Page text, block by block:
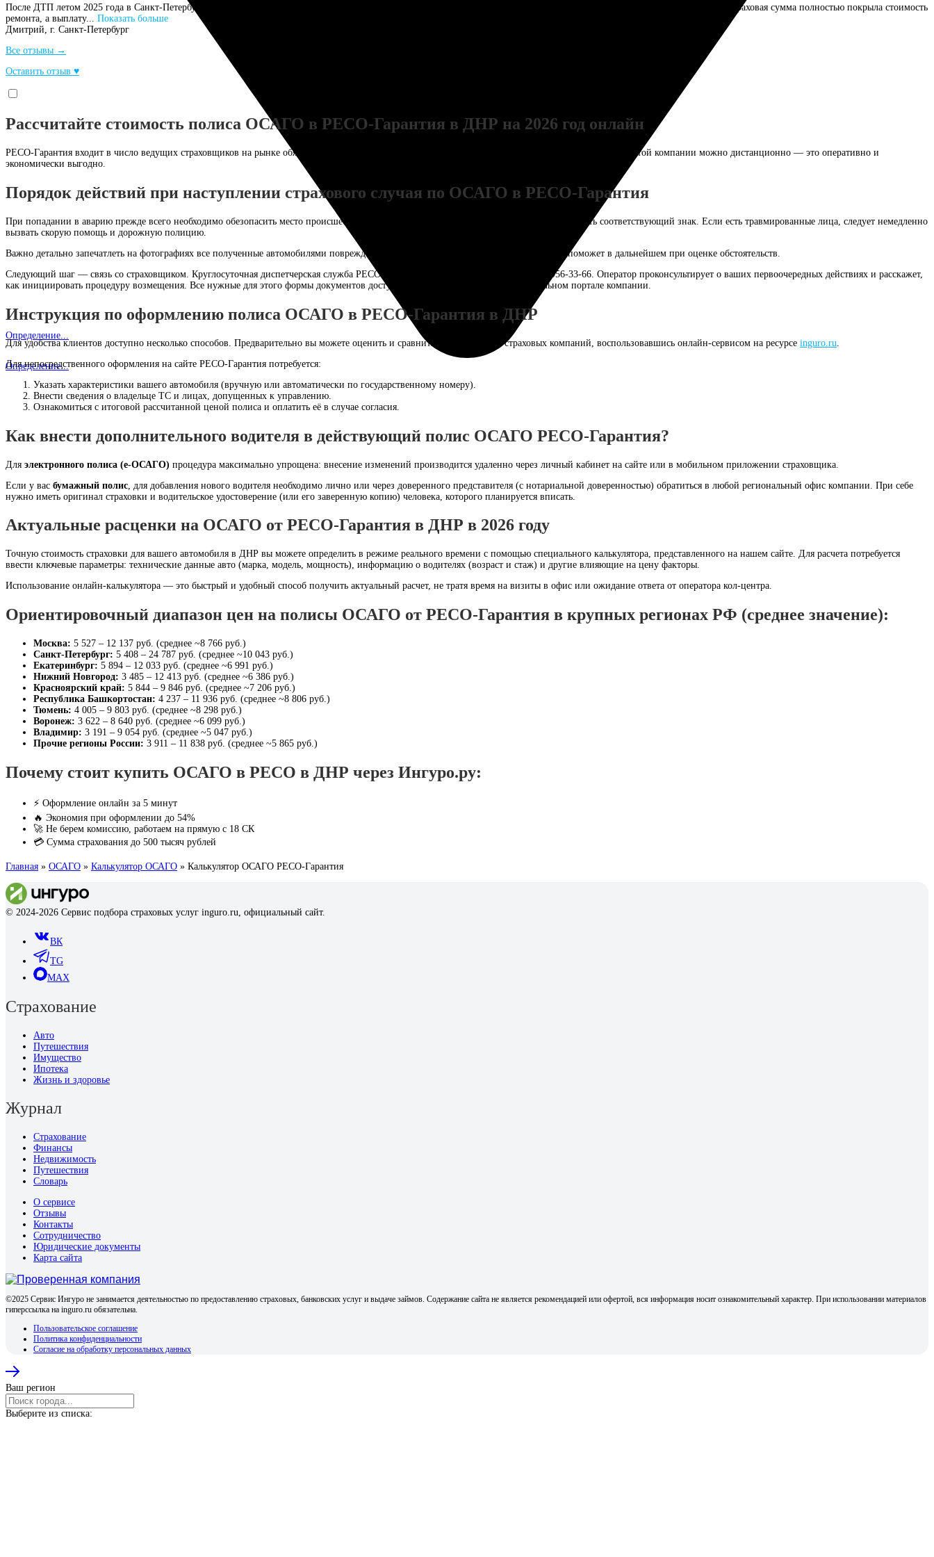
Определение...
Определение...
После ДТП летом 2025 года в Санкт-Петербурге обратился в свою страховую РЕСО-Гарантия. Автомобиль осмотрел грамотный специалист, оценка ущерба была точной. Страховая сумма полностью покрыла стоимость
ремонта, а выплату... Показать больше
Дмитрий, г. Санкт-Петербург
Все отзывы →
Оставить отзыв ♥
Рассчитайте стоимость полиса ОСАГО в РЕСО-Гарантия в ДНР на 2026 год онлайн
РЕСО-Гарантия входит в число ведущих страховщиков на рынке обязательного автострахования в России. Оформить электронный полис ОСАГО в этой компании можно дистанционно — это оперативно и
экономически выгодно.
Порядок действий при наступлении страхового случая по ОСАГО в РЕСО-Гарантия
При попадании в аварию прежде всего необходимо обезопасить место происшествия: остановиться, активировать «аварийку» и установить соответствующий знак. Если есть травмированные лица, следует немедленно
вызвать скорую помощь и дорожную полицию.
Важно детально запечатлеть на фотографиях все полученные автомобилями повреждения и общую обстановку на месте ДТП — это поможет в дальнейшем при оценке обстоятельств.
Следующий шаг — связь со страховщиком. Круглосуточная диспетчерская служба РЕСО-Гарантия доступна по номеру +7 (495) 956-33-66. Оператор проконсультирует о ваших первоочередных действиях и расскажет,
как инициировать процедуру возмещения. Все нужные для этого формы документов доступны в электронном виде на официальном портале компании.
Инструкция по оформлению полиса ОСАГО в РЕСО-Гарантия в ДНР
Для удобства клиентов доступно несколько способов. Предварительно вы можете оценить и сравнить тарифы разных страховых компаний, воспользовавшись онлайн-сервисом на ресурсе inguro.ru
Для непосредственного оформления на сайте РЕСО-Гарантия потребуется:
Указать характеристики вашего автомобиля (вручную или автоматически по государственному номеру).
Внести сведения о владельце ТС и лицах, допущенных к управлению.
Ознакомиться с итоговой рассчитанной ценой полиса и оплатить её в случае согласия.
Как внести дополнительного водителя в действующий полис ОСАГО РЕСО-Гарантия?
Для электронного полиса (е-ОСАГО) процедура максимально упрощена: внесение изменений производится удаленно через личный кабинет на сайте или в мобильном приложении страховщика.
Если у вас бумажный полис , для добавления нового водителя необходимо лично или через доверенного представителя (с нотариальной доверенностью) обратиться в любой региональный офис компании. При себе
нужно иметь оригинал страховки и водительское удостоверение (или его заверенную копию) человека, которого планируется вписать.
Актуальные расценки на ОСАГО от РЕСО-Гарантия в ДНР в 2026 году
Точную стоимость страховки для вашего автомобиля в ДНР вы можете определить в режиме реального времени с помощью специального калькулятора, представленного на нашем сайте. Для расчета потребуется
ввести ключевые параметры: технические данные авто (марка, модель, мощность), информацию о водителях (возраст и стаж) и другие влияющие на цену факторы.
Использование онлайн-калькулятора — это быстрый и удобный способ получить актуальный расчет, не тратя время на визиты в офис или ожидание ответа от оператора кол-центра.
Ориентировочный диапазон цен на полисы ОСАГО от РЕСО-Гарантия в крупных регионах РФ (среднее значение):
Москва: 5 527 – 12 137 руб. (среднее ~8 766 руб.)
Санкт-Петербург: 5 408 – 24 787 руб. (среднее ~10 043 руб.)
Екатеринбург: 5 894 – 12 033 руб. (среднее ~6 991 руб.)
Нижний Новгород: 3 485 – 12 413 руб. (среднее ~6 386 руб.)
Красноярский край: 5 844 – 9 846 руб. (среднее ~7 206 руб.)
Республика Башкортостан: 4 237 – 11 936 руб. (среднее ~8 806 руб.)
Тюмень: 4 005 – 9 803 руб. (среднее ~8 298 руб.)
Воронеж: 3 622 – 8 640 руб. (среднее ~6 099 руб.)
Владимир: 3 191 – 9 054 руб. (среднее ~5 047 руб.)
Прочие регионы России: 3 911 – 11 838 руб. (среднее ~5 865 руб.)
Почему стоит купить ОСАГО в РЕСО в ДНР через Ингуро.ру:
⚡ Оформление онлайн за 5 минут
🔥 Экономия при оформлении до 54%
🚀 Не берем комиссию, работаем на прямую с 18 СК
💳 Сумма страхования до 500 тысяч рублей
Главная » ОСАГО » Калькулятор ОСАГО » Калькулятор ОСАГО РЕСО-Гарантия
© 2024-2026 Сервис подбора страховых услуг inguro.ru, официальный сайт.
ВК
TG
MAX
Страхование
Авто
Путешествия
Имущество
Ипотека
Жизнь и здоровье
Журнал
Страхование
Финансы
Недвижимость
Путешествия
Словарь
О сервисе
Отзывы
Контакты
Сотрудничество
Юридические документы
Карта сайта
©2025 Сервис Ингуро не занимается деятельностью по предоставлению страховых, банковских услуг и выдаче займов. Содержание сайта не является рекомендацией или офертой, вся информация носит ознакомительный характер. При использовании материалов
гиперссылка на inguro.ru обязательна.
Пользовательское соглашение
Политика конфиденциальности
Согласие на обработку персональных данных
Ваш регион
Выберите из списка: